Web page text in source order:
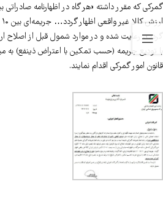
گردد»، رعایت شده و در موارد شمول قبل از اصلاح
قانون امور گمرکی اقدام نمایند.